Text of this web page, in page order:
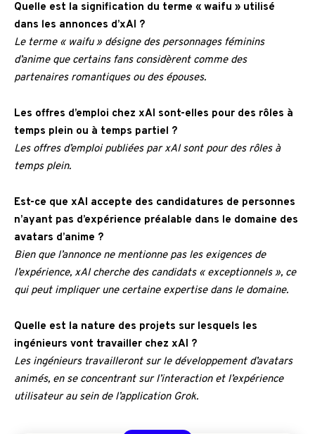
Quelle est la signification du terme « waifu » utilisé
dans les annonces d’xAI ?
Le terme « waifu » désigne des personnages féminins
d’anime que certains fans considèrent comme des
partenaires romantiques ou des épouses.
Les offres d’emploi chez xAI sont-elles pour des rôles à
temps plein ou à temps partiel ?
Les offres d’emploi publiées par xAI sont pour des rôles à
temps plein.
Est-ce que xAI accepte des candidatures de personnes
n’ayant pas d’expérience préalable dans le domaine des
avatars d’anime ?
Bien que l’annonce ne mentionne pas les exigences de
l’expérience, xAI cherche des candidats « exceptionnels », ce
qui peut impliquer une certaine expertise dans le domaine.
Quelle est la nature des projets sur lesquels les
ingénieurs vont travailler chez xAI ?
Les ingénieurs travailleront sur le développement d’avatars
animés, en se concentrant sur l’interaction et l’expérience
utilisateur au sein de l’application Grok.